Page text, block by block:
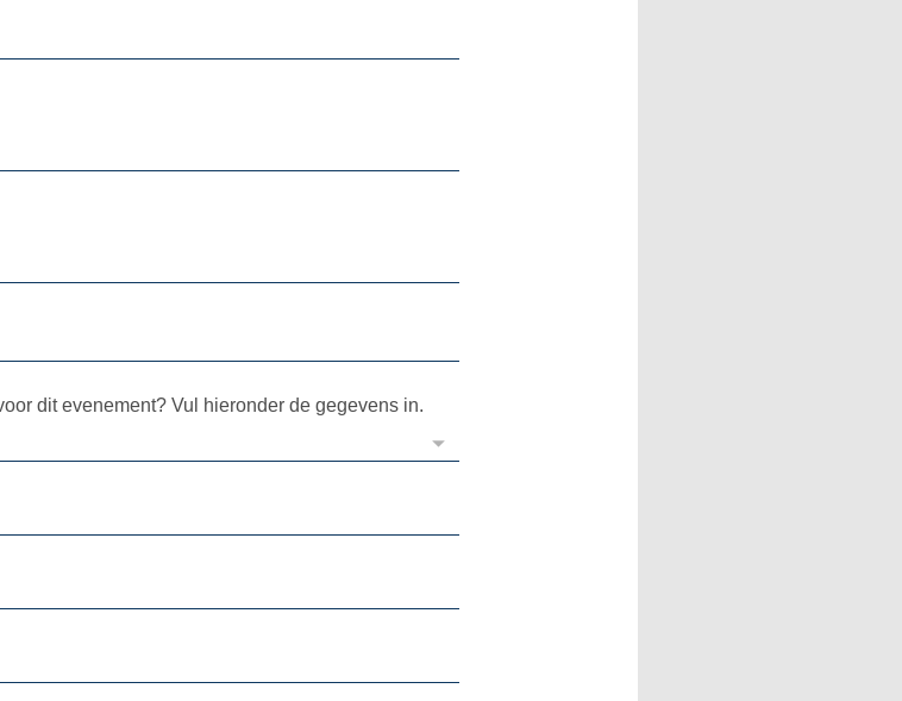
dit evenement? Vul hieronder de gegevens in.